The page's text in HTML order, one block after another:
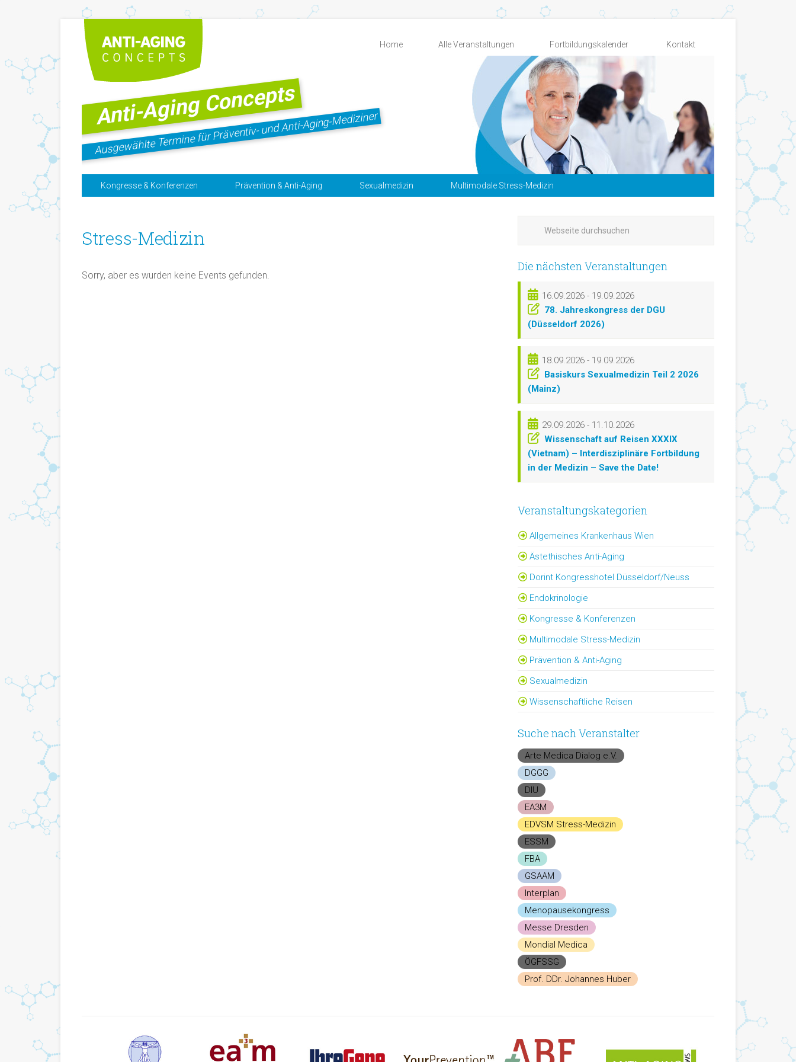
Kontakt
Fortbildungskalender
Alle Veranstaltungen
Home
Anti-Aging Concepts
Ausgewählte Termine für Präventiv- und Anti-Aging-Mediziner
Kongresse & Konferenzen Prävention & Anti-Aging Sexualmedizin Multimodale Stress-Medizin
Stress-Medizin
Sorry, aber es wurden keine Events gefunden.
Die nächsten Veranstaltungen
16.09.2026 - 19.09.2026
78. Jahreskongress der DGU
(Düsseldorf 2026)
18.09.2026 - 19.09.2026
Basiskurs Sexualmedizin Teil 2 2026
(Mainz)
29.09.2026 - 11.10.2026
Wissenschaft auf Reisen XXXIX
(Vietnam) – Interdisziplinäre Fortbildung
in der Medizin – Save the Date!
Veranstaltungskategorien
Allgemeines Krankenhaus Wien
Ästethisches Anti-Aging
Dorint Kongresshotel Düsseldorf/Neuss
Endokrinologie
Kongresse & Konferenzen
Multimodale Stress-Medizin
Prävention & Anti-Aging
Sexualmedizin
Wissenschaftliche Reisen
Suche nach Veranstalter
Arte Medica Dialog e.V.
DGGG
DIU
EA3M
EDVSM Stress-Medizin
ESSM
FBA
GSAAM
Interplan
Menopausekongress
Messe Dresden
Mondial Medica
ÖGFSSG
Prof. DDr. Johannes Huber